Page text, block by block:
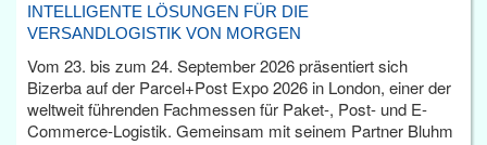
INTELLIGENTE LÖSUNGEN FÜR DIE
VERSANDLOGISTIK VON MORGEN
Vom 23. bis zum 24. September 2026 präsentiert sich
Bizerba auf der Parcel+Post Expo 2026 in London, einer der
weltweit führenden Fachmessen für Paket-, Post- und E-
Commerce-Logistik. Gemeinsam mit seinem Partner Bluhm